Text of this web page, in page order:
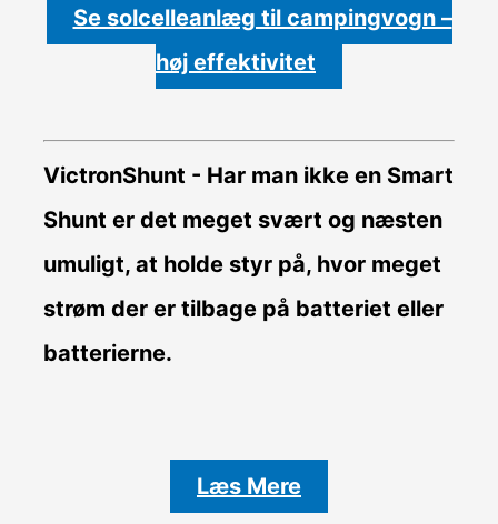
Se solcelleanlæg til campingvogn –
høj effektivitet
VictronShunt - Har man ikke en Smart
Shunt er det meget svært og næsten
umuligt, at holde styr på, hvor meget
strøm der er tilbage på batteriet eller
batterierne.
Læs Mere